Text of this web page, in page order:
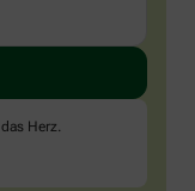
das Herz.